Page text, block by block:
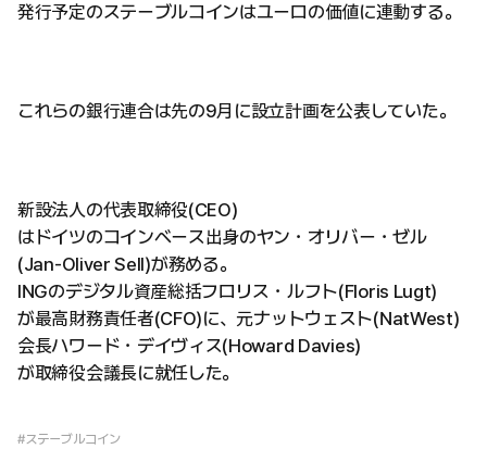
発行予定のステーブルコインはユーロの価値に連動する。
これらの銀行連合は先の9月に設立計画を公表していた。
新設法人の代表取締役(CEO)
はドイツのコインベース出身のヤン・オリバー・ゼル
(Jan-Oliver Sell)が務める。
INGのデジタル資産総括フロリス・ルフト(Floris Lugt)
が最高財務責任者(CFO)に、元ナットウェスト(NatWest)
会長ハワード・デイヴィス(Howard Davies)
が取締役会議長に就任した。
#ステーブルコイン